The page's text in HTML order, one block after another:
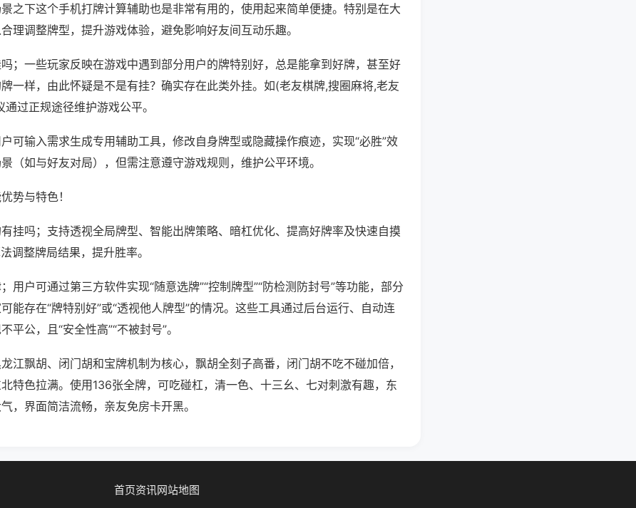
之下这个手机打牌计算辅助也是非常有用的，使用起来简单便捷。特别是在大
理调整牌型，提升游戏体验，避免影响好友间互动乐趣。
；一些玩家反映在游戏中遇到部分用户的牌特别好，总是能拿到好牌，甚至好
一样，由此怀疑是不是有挂？确实存在此类外挂。如(老友棋牌,搜圈麻将,老友
过正规途径维护游戏公平。
可输入需求生成专用辅助工具，修改自身牌型或隐藏操作痕迹，实现“必胜”效
（如与好友对局），但需注意遵守游戏规则，维护公平环境。
势与特色！
挂吗；支持透视全局牌型、智能出牌策略、暗杠优化、提高好牌率及快速自摸
调整牌局结果，提升胜率。
用户可通过第三方软件实现“随意选牌”“控制牌型”“防检测防封号”等功能，部分
能存在“牌特别好”或“透视他人牌型”的情况。这些工具通过后台运行、自动连
平公，且“安全性高”“不被封号”。
江飘胡、闭门胡和宝牌机制为核心，飘胡全刻子高番，闭门胡不吃不碰加倍，
特色拉满。使用136张全牌，可吃碰杠，清一色、十三幺、七对刺激有趣，东
，界面简洁流畅，亲友免房卡开黑。
首页资讯网站地图